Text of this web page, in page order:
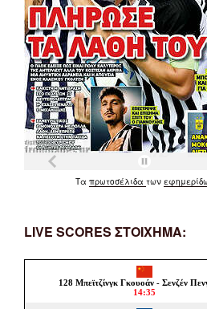
Τα πρωτοσέλιδα των
LIVE SCORES ΣΤΟΙΧΗΜΑ: